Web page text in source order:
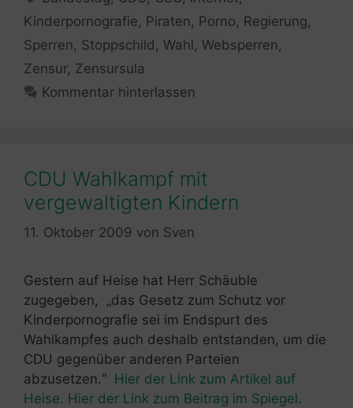
Kinderpornografie, Piraten, Porno, Regierung,
Sperren, Stoppschild , Wahl, Websperren,
Zensur, Zensursula
Kommentar hinterlassen
CDU Wahlkampf mit
vergewaltigten Kindern
11. Oktober 2009 von Sven
Gestern auf Heise hat Herr Schäuble
zugegeben, „das Gesetz zum Schutz vor
Kinderpornografie sei im Endspurt des
Wahlkampfes auch deshalb entstanden, um die
CDU gegenüber anderen Parteien
abzusetzen.“ Hier der Link zum Artikel auf
Heise. Hier der Link zum Beitrag im Spiegel.